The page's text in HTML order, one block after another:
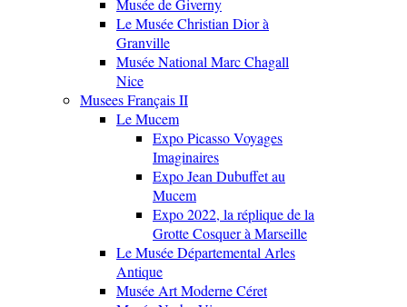
Musée de Giverny
Le Musée Christian Dior à
Granville
Musée National Marc Chagall
Nice
Musees Français II
Le Mucem
Expo Picasso Voyages
Imaginaires
Expo Jean Dubuffet au
Mucem
Expo 2022, la réplique de la
Grotte Cosquer à Marseille
Le Musée Départemental Arles
Antique
Musée Art Moderne Céret